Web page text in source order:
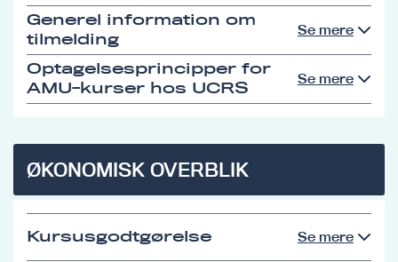
Generel information om
tilmelding
Se mere
Optagelsesprincipper for
AMU-kurser hos UCRS
Se mere
ØKONOMISK OVERBLIK
Kursusgodtgørelse Se mere